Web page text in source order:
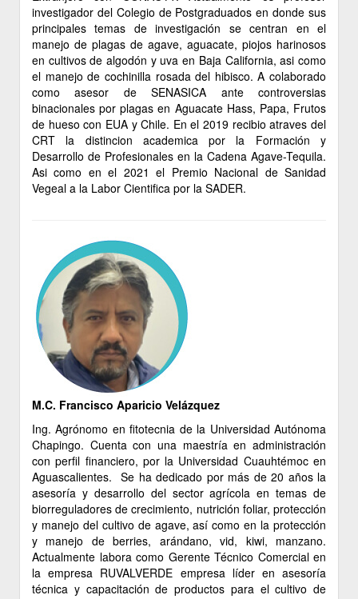
investigador del Colegio de Postgraduados en donde sus
principales temas de investigación se centran en el
manejo de plagas de agave, aguacate, piojos harinosos
en cultivos de algodón y uva en Baja California, asi como
el manejo de cochinilla rosada del hibisco. A colaborado
como asesor de SENASICA ante controversias
binacionales por plagas en Aguacate Hass, Papa, Frutos
de hueso con EUA y Chile. En el 2019 recibio atraves del
CRT la distincion academica por la Formación y
Desarrollo de Profesionales en la Cadena Agave-Tequila.
Asi como en el 2021 el Premio Nacional de Sanidad
Vegeal a la Labor Cientifica por la SADER.
M.C. Francisco Aparicio Velázquez
Ing. Agrónomo en fitotecnia de la Universidad Autónoma
Chapingo. Cuenta con una maestría en administración
con perfil financiero, por la Universidad Cuauhtémoc en
Aguascalientes. Se ha dedicado por más de 20 años la
asesoría y desarrollo del sector agrícola en temas de
biorreguladores de crecimiento, nutrición foliar, protección
y manejo del cultivo de agave, así como en la protección
y manejo de berries, arándano, vid, kiwi, manzano.
Actualmente labora como Gerente Técnico Comercial en
la empresa RUVALVERDE empresa líder en asesoría
técnica y capacitación de productos para el cultivo de